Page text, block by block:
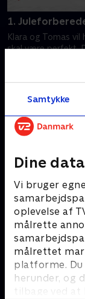
Samtykke
Dine
Vi bruger
oplevelse af
målrette
målrettet
platforme.
herunder, og
tilbage ved at
1.
Klara og Tomas vil
skal være perfekt.
afsløres en uventet
familiehemmelighed.
Andre så
Solsidan
Komedie • 9